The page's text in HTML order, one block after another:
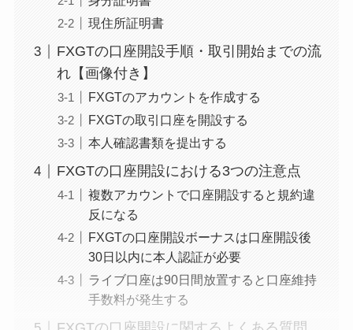
現住所証明書
FXGTの口座開設手順・取引開始までの流
れ【画像付き】
FXGTのアカウントを作成する
FXGTの取引口座を開設する
本人確認書類を提出する
FXGTの口座開設における3つの注意点
複数アカウントで口座開設すると規約違
反になる
FXGTの口座開設ボーナスは口座開設後
30日以内に本人認証が必要
ライブ口座は90日間放置すると口座維持
手数料が発生する